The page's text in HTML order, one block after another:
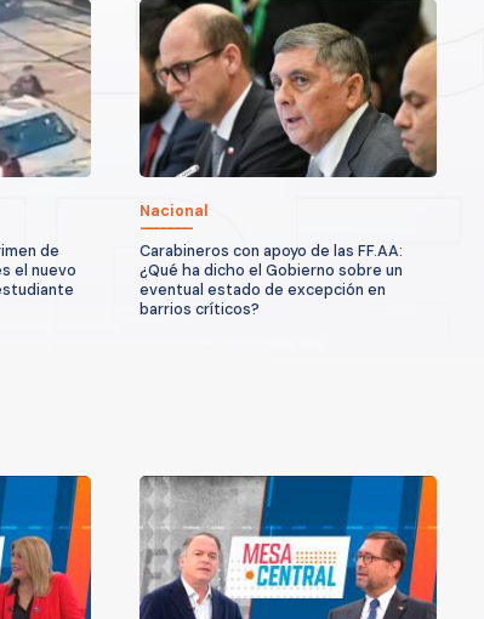
de
el nuevo
Nacional
Carabineros con apoyo de las FF.AA:
¿Qué ha dicho el Gobierno sobre un
eventual estado de excepción en
barrios críticos?